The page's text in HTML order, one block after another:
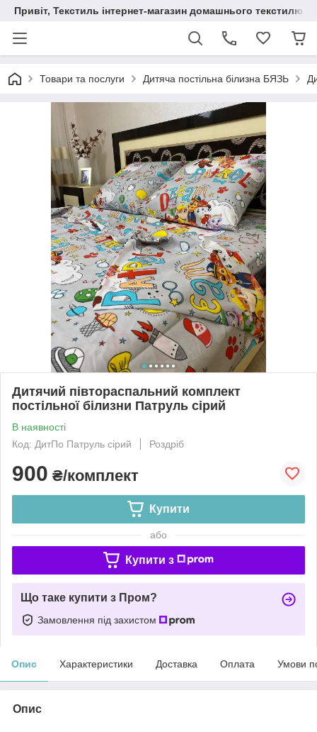
Привіт, Текстиль інтернет-магазин домашнього текстилю
Товари та послуги Дитяча постільна білизна БЯЗЬ
Дитячий півтораспальний комплект
постільної білизни Патруль сірий
В наявності
Код: ДитПо Патруль сірий
Роздріб
900 ₴/комплект
Купити
або
Купити з
Що таке купити з Пром?
Замовлення під захистом
Опис Характеристики Доставка Оплата Умови
Опис